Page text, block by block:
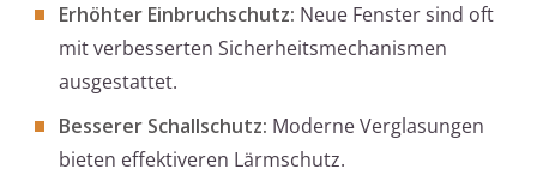
Erhöhter Einbruchschutz: Neue Fenster sind oft
mit verbesserten Sicherheitsmechanismen
ausgestattet.
Besserer Schallschutz: Moderne Verglasungen
bieten effektiveren Lärmschutz.